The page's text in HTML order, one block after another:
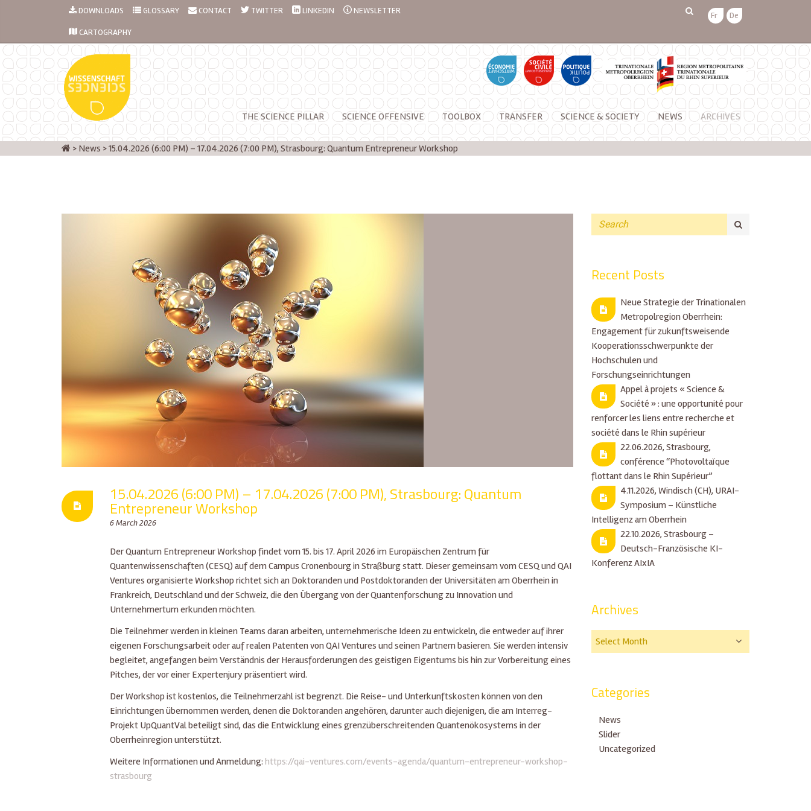
DOWNLOADS GLOSSARY CONTACT TWITTER LINKEDIN NEWSLETTER
CARTOGRAPHY
Fr De
THE SCIENCE PILLAR SCIENCE OFFENSIVE TOOLBOX TRANSFER SCIENCE & SOCIETY NEWS ARCHIVES
> News >15.04.2026 (6:00 PM) – 17.04.2026 (7:00 PM), Strasbourg: Quantum Entrepreneur Workshop
15.04.2026 (6:00 PM) – 17.04.2026 (7:00 PM), Strasbourg: Quantum
Entrepreneur Workshop
6 March 2026
Der Quantum Entrepreneur Workshop findet vom 15. bis 17. April 2026 im Europäischen Zentrum für
Quantenwissenschaften (CESQ) auf dem Campus Cronenbourg in Straßburg statt. Dieser gemeinsam vom CESQ und QAI
Ventures organisierte Workshop richtet sich an Doktoranden und Postdoktoranden der Universitäten am Oberrhein in
Frankreich, Deutschland und der Schweiz, die den Übergang von der Quantenforschung zu Innovation und
Unternehmertum erkunden möchten.
Die Teilnehmer werden in kleinen Teams daran arbeiten, unternehmerische Ideen zu entwickeln, die entweder auf ihrer
eigenen Forschungsarbeit oder auf realen Patenten von QAI Ventures und seinen Partnern basieren. Sie werden intensiv
begleitet, angefangen beim Verständnis der Herausforderungen des geistigen Eigentums bis hin zur Vorbereitung eines
Pitches, der vor einer Expertenjury präsentiert wird.
Der Workshop ist kostenlos, die Teilnehmerzahl ist begrenzt. Die Reise- und Unterkunftskosten können von den
Einrichtungen übernommen werden, denen die Doktoranden angehören, darunter auch diejenigen, die am Interreg-
Projekt UpQuantVal beteiligt sind, das die Entwicklung eines grenzüberschreitenden Quantenökosystems in der
Oberrheinregion unterstützt.
Weitere Informationen und Anmeldung: https://qai-ventures.com/events-agenda/quantum-entrepreneur-workshop-
strasbourg
Recent Posts
Neue Strategie der Trinationalen
Metropolregion Oberrhein:
Engagement für zukunftsweisende
Kooperationsschwerpunkte der
Hochschulen und
Forschungseinrichtungen
Appel à projets « Science &
Société » : une opportunité pour
renforcer les liens entre recherche et
société dans le Rhin supérieur
22.06.2026, Strasbourg,
conférence “Photovoltaïque
flottant dans le Rhin Supérieur”
4.11.2026, Windisch (CH), URAI-
Symposium – Künstliche
Intelligenz am Oberrhein
22.10.2026, Strasbourg –
Deutsch-Französische KI-
Konferenz AIxIA
Archives
Categories
News
Slider
Uncategorized